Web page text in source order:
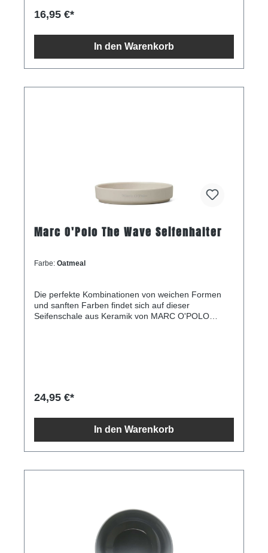
16,95 €*
In den Warenkorb
Marc O'Polo The Wave Seifenhalter
Farbe: Oatmeal
Die perfekte Kombinationen von weichen Formen
und sanften Farben findet sich auf dieser
Seifenschale aus Keramik von MARC O'POLO
nachhaltig ist.Dieser Artikel darf ausschließlich mit
Seifenschale ist 11 x 11 x 2,1 cm groß.
24,95 €*
In den Warenkorb